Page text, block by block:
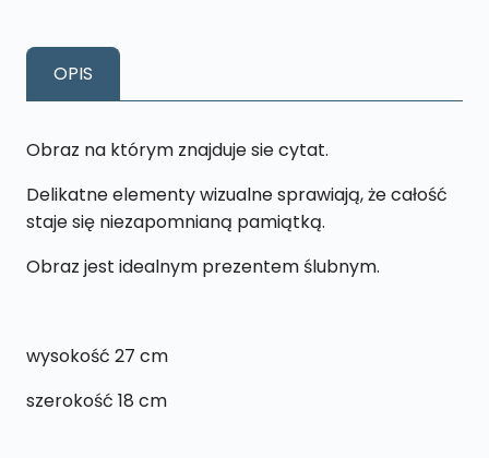
18x27
cmOPIS
Obraz na którym znajduje sie cytat.
Delikatne elementy wizualne sprawiają, że całość
staje się niezapomnianą pamiątką.
Obraz jest idealnym prezentem ślubnym.
wysokość 27 cm
szerokość 18 cm